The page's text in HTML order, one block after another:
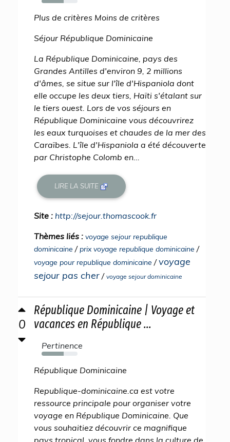
62%
Plus de critères Moins de critères
Séjour République Dominicaine
La République Dominicaine, pays des
Grandes Antilles d'environ 9, 2 millions
d'âmes, se situe sur l'île d'Hispaniola dont
elle occupe les deux tiers, Haïti s'étalant sur
le tiers ouest. Lors de vos séjours en
République Dominicaine vous découvrirez
les eaux turquoises et chaudes de la mer des
Caraïbes. L'île d'Hispaniola a été découverte
par Christophe Colomb en...
LIRE LA SUITE
Site : http://sejour.thomascook.fr
Thèmes liés : voyage sejour republique
dominicaine /prix voyage republique dominicaine /
voyage pour republique dominicaine /voyage
sejour pas cher / voyage sejour dominicaine
0
République Dominicaine | Voyage et
vacances en République ...
Pertinence
61%
République Dominicaine
Republique-dominicaine.ca est votre
ressource principale pour organiser votre
voyage en République Dominicaine. Que
vous souhaitiez découvrir ce magnifique
pays tropical, vous fondre dans la culture de